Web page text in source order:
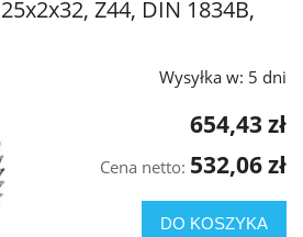
Z44, DIN 1834B,
Wysyłka w: 5 dni
654,43 zł
Cena netto: 532,06 zł
DO KOSZYKA